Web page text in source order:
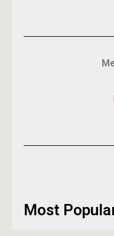
Most